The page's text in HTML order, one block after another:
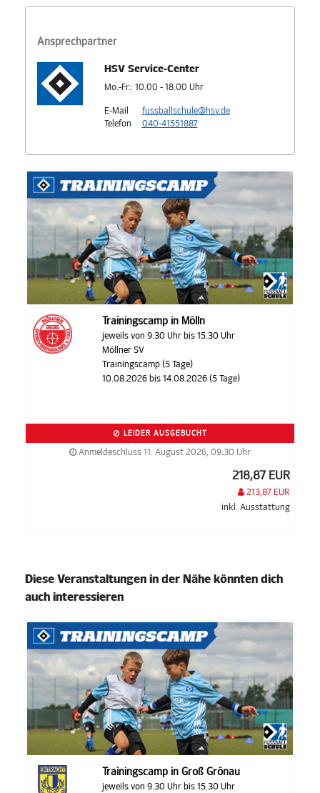
Ansprechpartner
HSV Service-Center
Mo.-Fr.: 10.00 - 18.00 Uhr
E-Mail
fussballschule@hsv.de
Telefon
040-41551887
Trainingscamp in Mölln
jeweils von 9.30 Uhr bis 15.30 Uhr
Möllner SV
Trainingscamp (5 Tage)
10.08.2026 bis 14.08.2026 (5 Tage)
LEIDER AUSGEBUCHT
Anmeldeschluss 11. August 2026, 09:30 Uhr
218,87 EUR
213,87 EUR
inkl. Ausstattung
Diese Veranstaltungen in der Nähe könnten dich
auch interessieren
Trainingscamp in Groß Grönau
jeweils von 9.30 Uhr bis 15.30 Uhr